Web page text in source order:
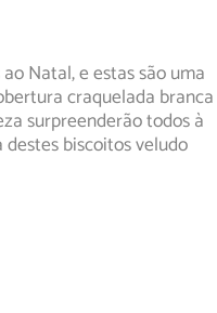
Natal, e estas são uma
craquelada branca
surpreenderão todos à
biscoitos veludo